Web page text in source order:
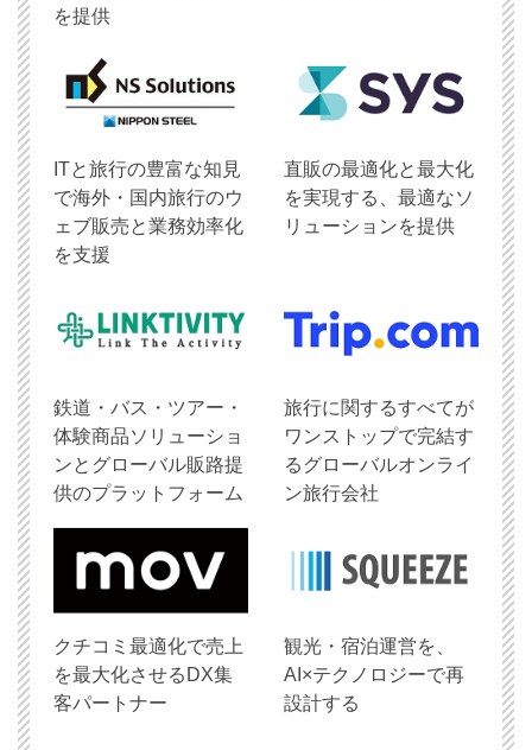
を提供
ITと旅行の豊富な知見
で海外・国内旅行のウ
ェブ販売と業務効率化
を支援
直販の最適化と最大化
を実現する、最適なソ
リューションを提供
鉄道・バス・ツアー・
体験商品ソリューショ
ンとグローバル販路提
供のプラットフォーム
旅行に関するすべてが
ワンストップで完結す
るグローバルオンライ
ン旅行会社
クチコミ最適化で売上
を最大化させるDX集
客パートナー
観光・宿泊運営を、
AI×テクノロジーで再
設計する